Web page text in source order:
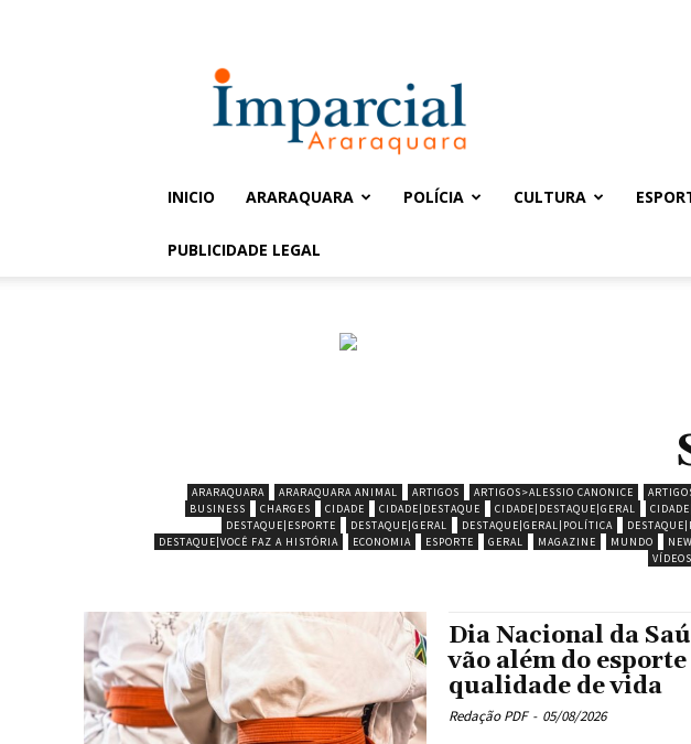
Imparcial
INICIO ARARAQUARA POLÍCIA CULTURA
PUBLICIDADE LEGAL
ARARAQUARA ARARAQUARA ANIMAL ARTIGOS ARTIGOS>ALESSIO CANONICE
BUSINESS
CHARGES CIDADE CIDADE|DESTAQUE CIDADE|DESTAQUE|GERAL
DESTAQUE|ESPORTE
DESTAQUE|GERAL DESTAQUE|GERAL|POLÍTICA
DESTAQUE|VOCÊ FAZ A HISTÓRIA
ECONOMIA ESPORTE GERAL MAGAZINE MUNDO
VÍDEOS
Dia Nacional da
vão além do
qualidade de vida
Redação PDF - 05/08/2026